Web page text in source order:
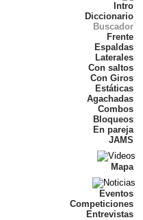
Intro
Diccionario
Buscador
Frente
Espaldas
Laterales
Con saltos
Con Giros
Estáticas
Agachadas
Combos
Bloqueos
En pareja
JAMS
Mapa
Eventos
Competiciones
Entrevistas